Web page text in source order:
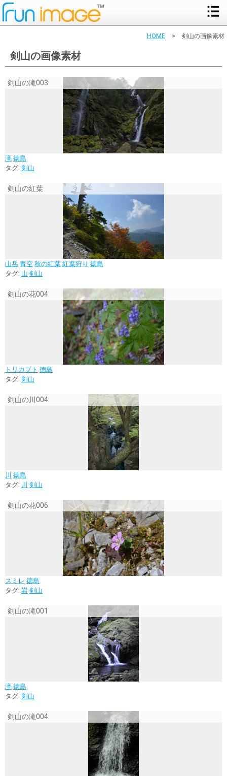
HOME > 剣山の画像素材
剣山の画像素材
剣山の滝003
滝 徳島
タグ: 剣山
剣山の紅葉
山岳 青空 秋の紅葉 紅葉狩り 徳島
タグ: 山 剣山
剣山の花004
トリカブト 徳島
タグ: 剣山
剣山の川004
川 徳島
タグ: 川 剣山
剣山の花006
スミレ 徳島
タグ: 岩 剣山
剣山の滝001
滝 徳島
タグ: 剣山
剣山の滝004